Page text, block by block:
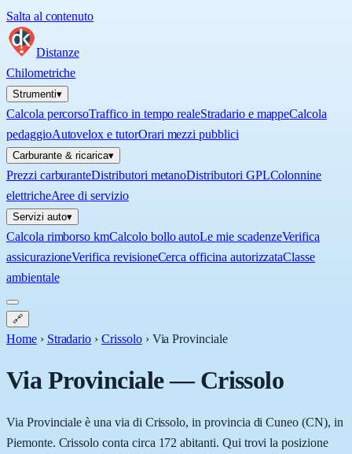
Salta al contenuto
Distanze
Chilometriche
Strumenti▾
Calcola percorsoTraffico in tempo realeStradario e mappeCalcola
pedaggioAutovelox e tutorOrari mezzi pubblici
Carburante & ricarica▾
Prezzi carburanteDistributori metanoDistributori GPLColonnine
elettricheAree di servizio
Servizi auto▾
Calcola rimborso kmCalcolo bollo autoLe mie scadenzeVerifica
assicurazioneVerifica revisioneCerca officina autorizzataClasse
ambientale
🔗
Home › Stradario › Crissolo › Via Provinciale
Via Provinciale—Crissolo
Via Provinciale è una via di Crissolo, in provincia di Cuneo (CN), in
Piemonte. Crissolo conta circa 172 abitanti. Qui trovi la posizione